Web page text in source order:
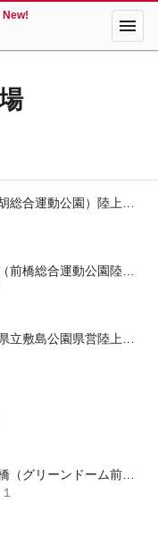
New! menu
園）陸上競技・サッカー場
公園陸上競技・サッカー場）
公園県営陸上競技場）
グリーンドーム前橋）